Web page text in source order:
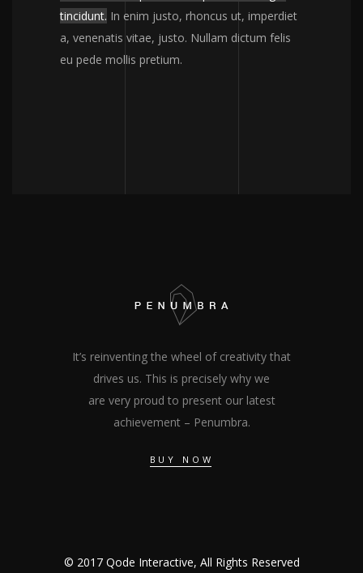
tincidunt. In enim justo, rhoncus ut, imperdiet
a, venenatis vitae, justo. Nullam dictum felis
eu pede mollis pretium.
It’s reinventing the wheel of creativity that
drives us. This is precisely why we
are very proud to present our latest
achievement – Penumbra.
BUY NOW
© 2017 Qode Interactive, All Rights Reserved